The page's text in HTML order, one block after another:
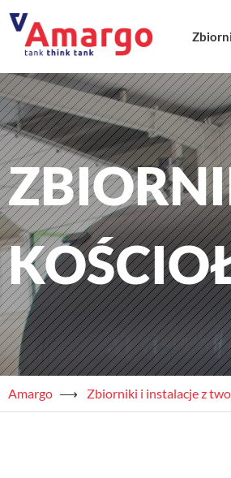
Amargo ⟶ Zbiorniki i instalacje z